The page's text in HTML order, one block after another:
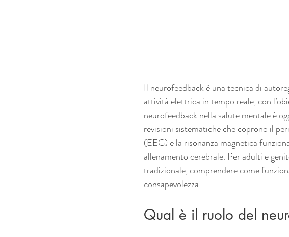
Il neurofeedback è una tecnica di
attività elettrica in tempo reale, con
neurofeedback nella salute mentale è
revisioni sistematiche che coprono il
(EEG) e la risonanza magnetica
allenamento cerebrale. Per adulti e
tradizionale, comprendere come
consapevolezza.
Qual è il ruolo del